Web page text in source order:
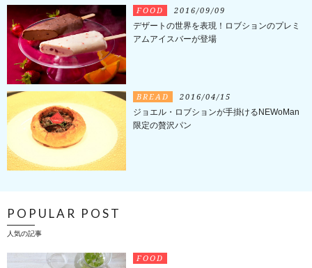
FOOD 2016/09/09
デザートの世界を表現！ロブションのプレミ
アムアイスバーが登場
BREAD 2016/04/15
ジョエル・ロブションが手掛けるNEWoMan
限定の贅沢パン
POPULAR POST
人気の記事
FOOD